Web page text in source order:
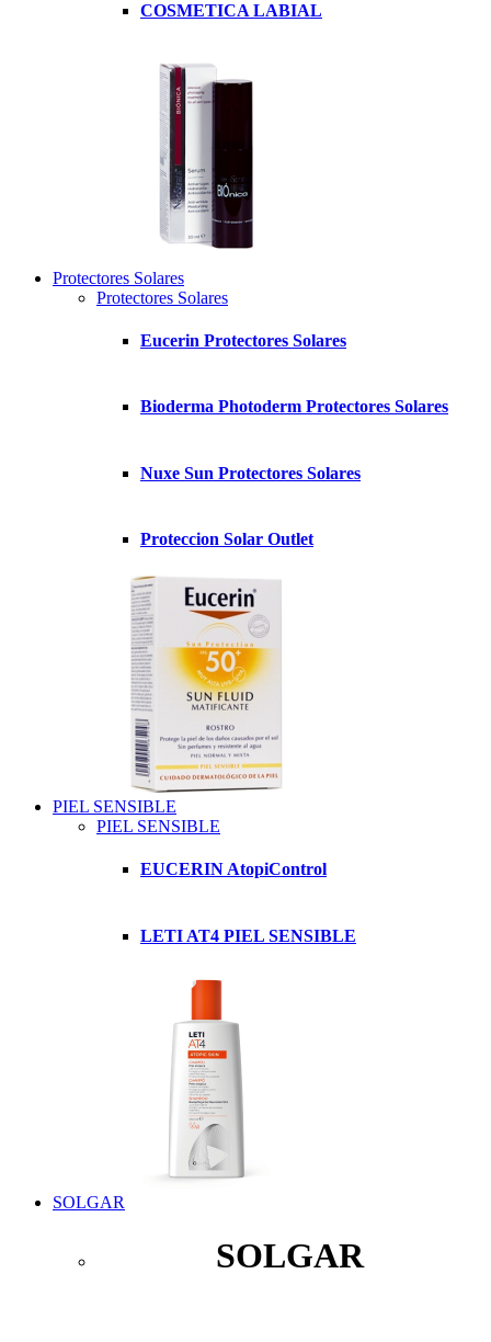
COSMETICA LABIAL
Protectores Solares
Protectores Solares
Eucerin Protectores Solares
Bioderma Photoderm Protectores Solares
Nuxe Sun Protectores Solares
Proteccion Solar Outlet
PIEL SENSIBLE
PIEL SENSIBLE
EUCERIN AtopiControl
LETI AT4 PIEL SENSIBLE
SOLGAR
SOLGAR